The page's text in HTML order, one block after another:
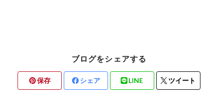
ブログをシェアする
保存 シェア LINE ツイート